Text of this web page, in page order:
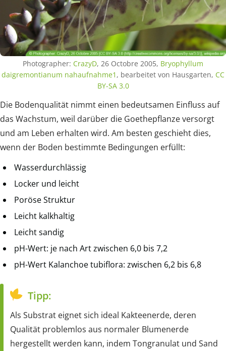
Photographer: CrazyD, 26 Octobre 2005, Bryophyllum
daigremontianum nahaufnahme1 , bearbeitet von Hausgarten, CC
BY-SA 3.0
Die Bodenqualität nimmt einen bedeutsamen Einfluss auf
das Wachstum, weil darüber die Goethepflanze versorgt
und am Leben erhalten wird. Am besten geschieht dies,
wenn der Boden bestimmte Bedingungen erfüllt:
Wasserdurchlässig
Locker und leicht
Poröse Struktur
Leicht kalkhaltig
Leicht sandig
pH-Wert: je nach Art zwischen 6,0 bis 7,2
pH-Wert Kalanchoe tubiflora: zwischen 6,2 bis 6,8
Tipp:
Als Substrat eignet sich ideal Kakteenerde, deren
Qualität problemlos aus normaler Blumenerde
hergestellt werden kann, indem Tongranulat und Sand